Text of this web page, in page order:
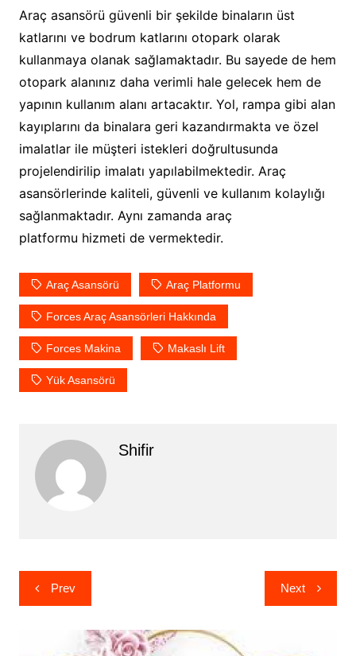
Araç asansörü güvenli bir şekilde binaların üst
katlarını ve bodrum katlarını otopark olarak
kullanmaya olanak sağlamaktadır. Bu sayede de hem
otopark alanınız daha verimli hale gelecek hem de
yapının kullanım alanı artacaktır. Yol, rampa gibi alan
kayıplarını da binalara geri kazandırmakta ve özel
imalatlar ile müşteri istekleri doğrultusunda
projelendirilip imalatı yapılabilmektedir. Araç
asansörlerinde kaliteli, güvenli ve kullanım kolaylığı
sağlanmaktadır. Aynı zamanda araç
platformu hizmeti de vermektedir.
Araç Asansörü Araç Platformu
Forces Araç Asansörleri Hakkında
Forces Makina Makaslı Lift
Yük Asansörü
Shifir
Yazı
gezinmesi
Prev Next